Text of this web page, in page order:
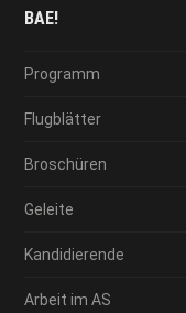
BAE!
Programm
Flugblätter
Broschüren
Geleite
Kandidierende
Arbeit im AS